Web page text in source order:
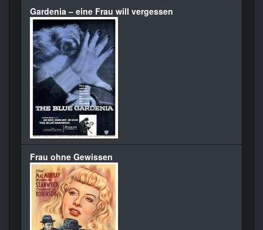
Gardenia – eine Frau will vergessen
Frau ohne Gewissen